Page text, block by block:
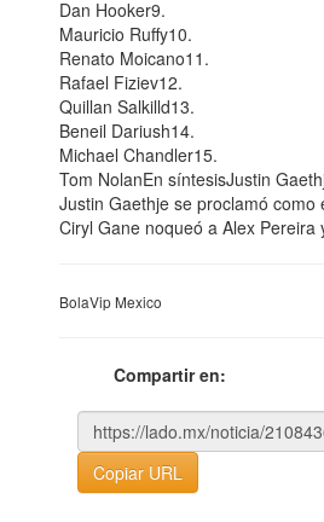
Dan Hooker9.
Mauricio Ruffy10.
Renato Moicano11.
Rafael Fiziev12.
Quillan Salkilld13.
Beneil Dariush14.
Michael Chandler15.
Tom NolanEn síntesisJustin
Justin Gaethje se proclamó
Ciryl Gane noqueó a Alex
BolaVip Mexico
Compartir en:
Copiar URL